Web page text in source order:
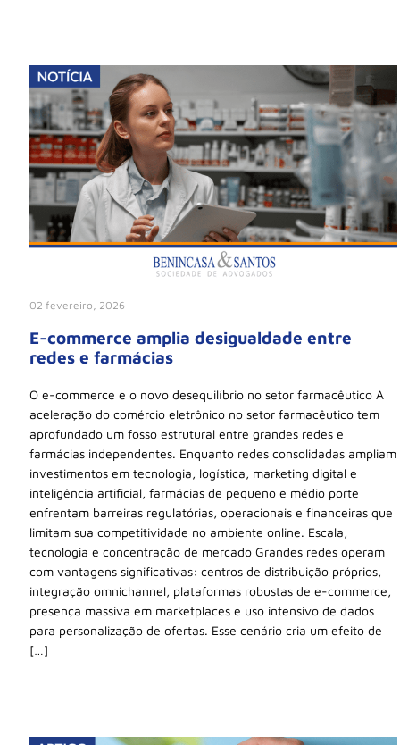
02 fevereiro, 2026
E-commerce amplia desigualdade entre
redes e farmácias
O e-commerce e o novo desequilíbrio no setor farmacêutico A
aceleração do comércio eletrônico no setor farmacêutico tem
aprofundado um fosso estrutural entre grandes redes e
farmácias independentes. Enquanto redes consolidadas ampliam
investimentos em tecnologia, logística, marketing digital e
inteligência artificial, farmácias de pequeno e médio porte
enfrentam barreiras regulatórias, operacionais e financeiras que
limitam sua competitividade no ambiente online. Escala,
tecnologia e concentração de mercado Grandes redes operam
com vantagens significativas: centros de distribuição próprios,
integração omnichannel, plataformas robustas de e-commerce,
presença massiva em marketplaces e uso intensivo de dados
para personalização de ofertas. Esse cenário cria um efeito de
[…]